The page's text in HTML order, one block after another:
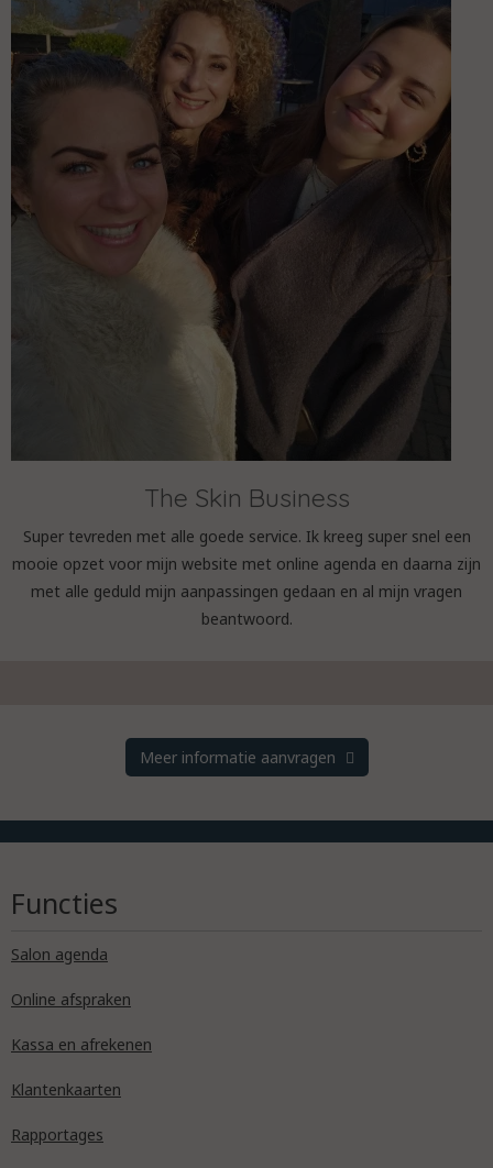
The Skin Business
Super tevreden met alle goede service. Ik kreeg super snel een
mooie opzet voor mijn website met online agenda en daarna zijn
met alle geduld mijn aanpassingen gedaan en al mijn vragen
beantwoord.
Meer informatie aanvragen
Functies
Salon agenda
Online afspraken
Kassa en afrekenen
Klantenkaarten
Rapportages